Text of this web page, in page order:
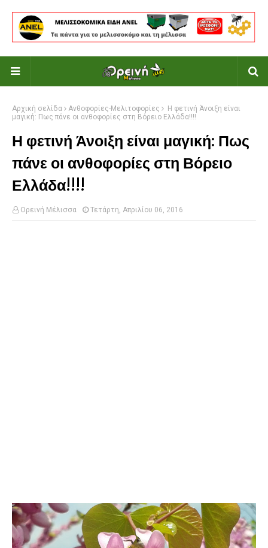
Αρχική σελίδα Ανθοφορίες-Μελιτοφορίες
Η φετινή Άνοιξη είναι
μαγική: Πως πάνε οι ανθοφορίες στη Βόρειο Ελλάδα!!!!
Η φετινή Άνοιξη είναι μαγική: Πως
πάνε οι ανθοφορίες στη Βόρειο
Ελλάδα!!!!
Ορεινή Μέλισσα Τετάρτη, Απριλίου 06, 2016